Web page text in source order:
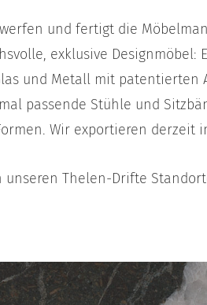
und fertigt die
exklusive Designmöbel:
und Metall mit patentierten
passende Stühle und
Wir exportieren derzeit
unseren Thelen-Drifte